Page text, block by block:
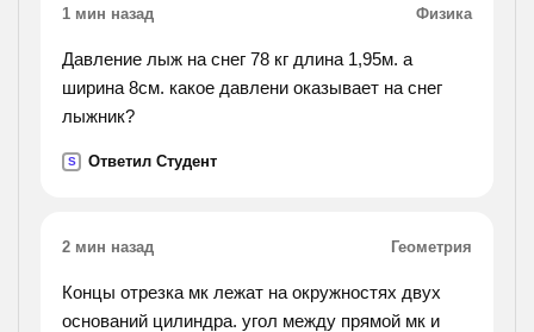
?).
1 мин назад Физика
Давление лыж на снег 78 кг длина 1,95м. а
ширина 8см. какое давлени оказывает на снег
лыжник?
S Ответил Студент
2 мин назад Геометрия
Концы отрезка мк лежат на окружностях двух
оснований цилиндра. угол между прямой мк и